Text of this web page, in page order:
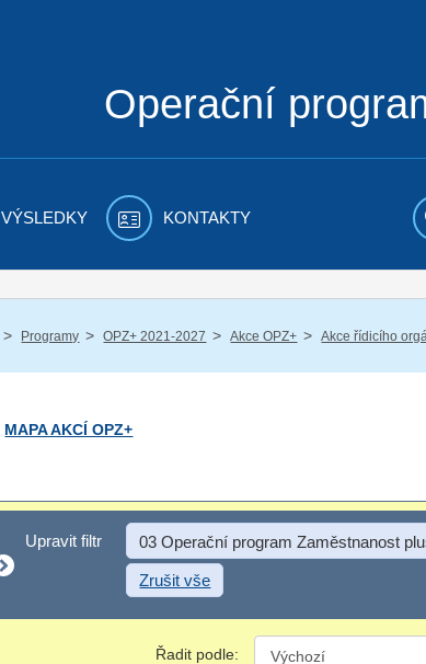
Operační
VÝSLEDKY KONTAKTY
/ Programy / OPZ+ 2021-2027 / Akce OPZ+ / Akce řídicího
MAPA AKCÍ OPZ+
Upravit filtr
Upravit filtr 03 Operační program Zaměstnanost
Zrušit vše
Řadit podle: